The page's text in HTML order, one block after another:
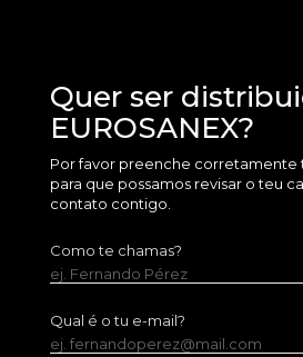
Quer ser
EUROSANEX?
Por favor preenche corretamente
para que possamos revisar o teu
contato contigo.
Como te chamas?
ej. Fernando Pérez
Qual é o tu e-mail?
ej. fernandoperez@mail.com